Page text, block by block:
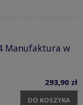
Manufaktura w
293,90 zł
DO KOSZYKA